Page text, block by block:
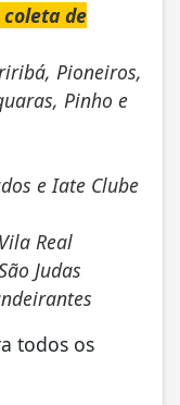
de
Pioneiros,
Pinho e
e Iate Clube
Real
Judas
todos os